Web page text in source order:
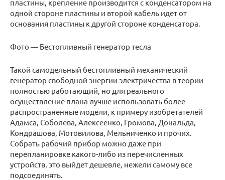
пластины, крепление производится с конденсатором на
одной стороне пластины и второй кабель идет от
основания пластины к другой стороне конденсатора.
Фото — Бестопливный генератор тесла
Такой самодельный бестопливный механический
генератор свободной энергии электричества в теории
полностью работающий, но для реального
осуществление плана лучше использовать более
распространенные модели, к примеру изобретателей
Адамса, Соболева, Алексеенко, Громова, Дональда,
Кондрашова, Мотовилова, Мельниченко и прочих.
Собрать рабочий прибор можно даже при
перепланировке какого-либо из перечисленных
устройств, это выйдет дешевле, нежели самому все
подсоединять.